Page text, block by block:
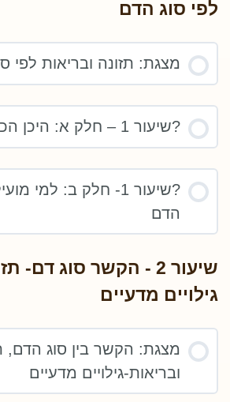
לפי סוג הדם
מצגת: תזונה ובריאות לפי
?שיעור 1 – חלק א: היכן הכל התחיל
?שיעור 1- חלק ב: למי
הדם
שיעור 2 - הקשר סוג
גילויים מדעיים
מצגת: הקשר בין סוג הדם,
ובריאות-גילויים מדעיים